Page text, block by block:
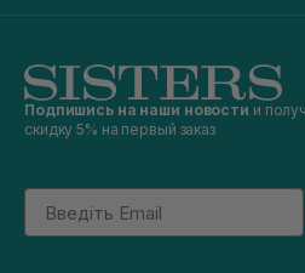
Подпишись на наши новости и
скидку 5% на первый заказ
Email